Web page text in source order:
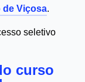
de Viçosa.
seletivo
curso